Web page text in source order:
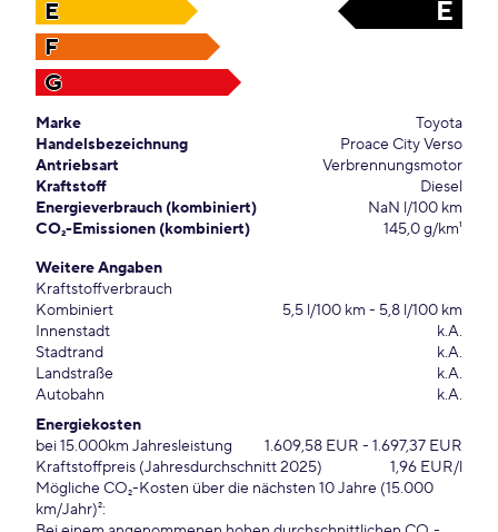
E E
F
G
Marke
Toyota
Handelsbezeichnung
Proace City Verso
Antriebsart
Verbrennungsmotor
Kraftstoff
Diesel
Energieverbrauch (kombiniert)
NaN l/100 km
CO₂-Emissionen (kombiniert)
145,0 g/km¹
Weitere Angaben
Kraftstoffverbrauch
Kombiniert
5,5 l/100 km - 5,8 l/100 km
Innenstadt
k.A.
Stadtrand
k.A.
Landstraße
k.A.
Autobahn
k.A.
Energiekosten
bei 15.000km Jahresleistung
1.609,58 EUR - 1.697,37 EUR
Kraftstoffpreis (Jahresdurchschnitt 2025)
1,96 EUR/l
Mögliche CO₂-Kosten über die nächsten 10 Jahre (15.000
km/Jahr)²: